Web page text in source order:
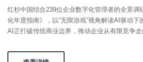
红杉中国结合239位企业数字化管理者的全景调
化年度指南》，以“无限游戏”视角解读AI驱动下
AI正打破传统商业边界，推动企业从有限竞争